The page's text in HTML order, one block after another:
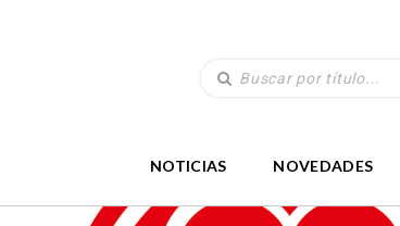
NOTICIAS NOVEDADES